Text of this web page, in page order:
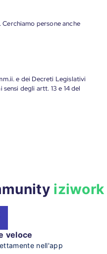
persone anche
e dei Decreti Legislativi
degli artt. 13 e 14 del
iziwork
veloce
nell'app